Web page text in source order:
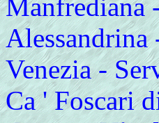
Manfrediana
Venezia -
Ca ' Foscari